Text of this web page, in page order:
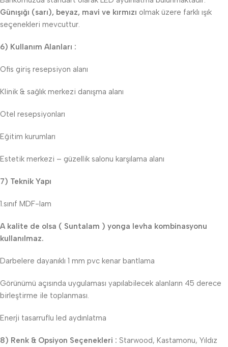
Günışığı (sarı), beyaz, mavi ve kırmızı olmak üzere farklı ışık
seçenekleri mevcuttur.
6) Kullanım Alanları :
Ofis giriş resepsiyon alanı
Klinik & sağlık merkezi danışma alanı
Otel resepsiyonları
Eğitim kurumları
Estetik merkezi – güzellik salonu karşılama alanı
7) Teknik Yapı
1.sınıf MDF-lam
A kalite de olsa ( Suntalam ) yonga levha kombinasyonu
kullanılmaz.
Darbelere dayanıklı 1 mm pvc kenar bantlama
Görünümü açısında uygulaması yapılabilecek alanların 45 derece
birleştirme ile toplanması.
Enerji tasarruflu led aydınlatma
8) Renk & Opsiyon Seçenekleri : Starwood, Kastamonu, Yıldız